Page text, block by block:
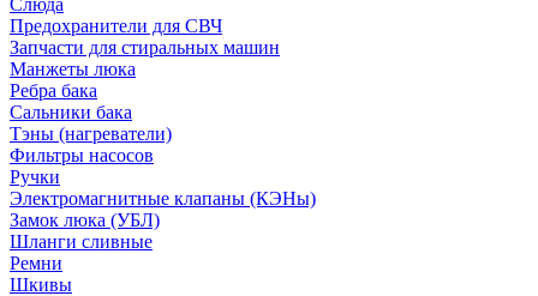
Слюда
Предохранители для СВЧ
Запчасти для стиральных машин
Манжеты люка
Ребра бака
Сальники бака
Тэны (нагреватели)
Фильтры насосов
Ручки
Электромагнитные клапаны (КЭНы)
Замок люка (УБЛ)
Шланги сливные
Ремни
Шкивы